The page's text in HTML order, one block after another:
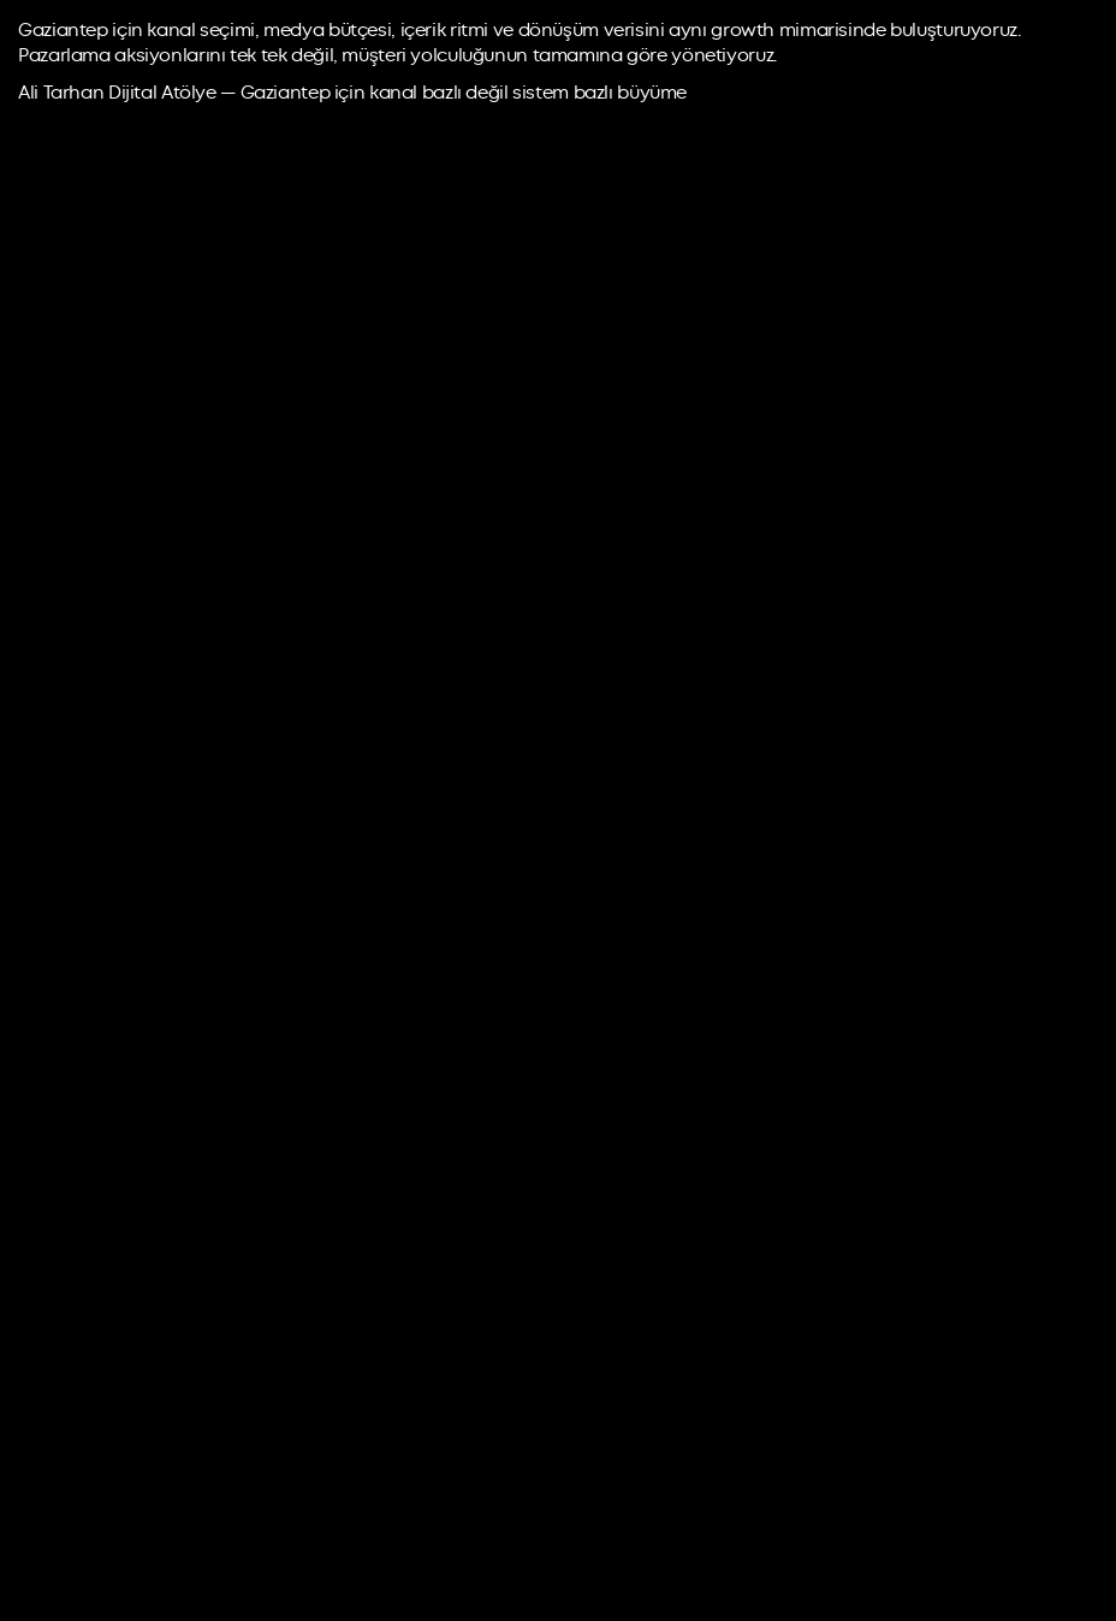
Gaziantep için kanal seçimi, medya bütçesi, içerik ritmi ve dönüşüm verisini aynı growth mimarisinde buluşturuyoruz.
Pazarlama aksiyonlarını tek tek değil, müşteri yolculuğunun tamamına göre yönetiyoruz.
Ali Tarhan Dijital Atölye — Gaziantep için kanal bazlı değil sistem bazlı büyüme